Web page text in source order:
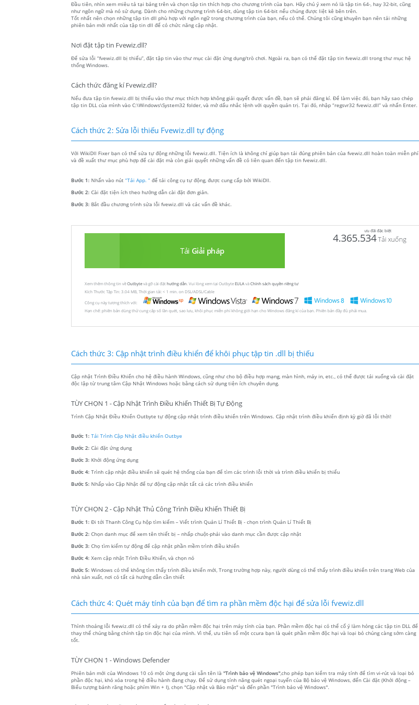
Đầu tiên, nhìn xem miêu tả tại bảng trên và chọn tập tin thích hợp cho chương trình của bạn. Hãy chú ý xem nó là tập tin 64-, hay 32-bit, cũng
như ngôn ngữ mà nó sử dụng. Dành cho những chương trình 64-bit, dùng tập tin 64-bit nếu chúng được liệt kê bên trên.
Tốt nhất nên chọn những tập tin dll phù hợp với ngôn ngữ trong chương trình của bạn, nếu có thể. Chúng tôi cũng khuyên bạn nên tải những
phiên bản mới nhất của tập tin dll để có chức năng cập nhật.
Nơi đặt tập tin Fvewiz.dll?
Để sửa lỗi “fvewiz.dll bị thiếu”, đặt tập tin vào thư mục cài đặt ứng dụng/trò chơi. Ngoài ra, bạn có thể đặt tập tin fvewiz.dll trong thư mục hệ
thống Windows.
Cách thức đăng kí Fvewiz.dll?
Nếu đưa tập tin fvewiz.dll bị thiếu vào thư mục thích hợp không giải quyết được vấn đề, bạn sẽ phải đăng kí. Để làm việc đó, bạn hãy sao chép
tập tin DLL của mình vào C:\Windows\System32 folder, và mở dấu nhắc lệnh với quyền quản trị. Tại đó, nhập “regsvr32 fvewiz.dll” và nhấn Enter.
Cách thức 2: Sửa lỗi thiếu Fvewiz.dll tự động
Với WikiDll Fixer bạn có thể sửa tự động những lỗi fvewiz.dll. Tiện ích là không chỉ giúp bạn tải đúng phiên bản của fvewiz.dll hoàn toàn miễn phí
và đề xuất thư mục phù hợp để cài đặt mà còn giải quyết những vấn đề có liên quan đến tập tin fvewiz.dll.
Bước 1: Nhấn vào nút “Tải App. ” để tải công cụ tự động, được cung cấp bởi WikiDll.
Bước 2: Cài đặt tiện ích theo hướng dẫn cài đặt đơn giản.
Bước 3: Bắt đầu chương trình sửa lỗi fvewiz.dll và các vấn đề khác.
ưu đãi đặc biệt
Tải Giải pháp
4.365.534Tải xuống
Xem thêm thông tin vềOutbytevà gỡ cài đặt hướng dẫn . Vui lòng xem tại OutbyteEULAvàChính sách quyền riêng tư
Kích Thước Tập Tin: 3.04 MB, Thời gian tải: < 1 min. on DSL/ADSL/Cable
Công cụ này tương thích với:
Hạn chế: phiên bản dùng thử cung cấp số lần quét, sao lưu, khôi phục miễn phí không giới hạn cho Windows đăng kí của bạn. Phiên bản đầy đủ phải mua.
Cách thức 3: Cập nhật trình điều khiển để khôi phục tập tin .dll bị thiếu
Cập nhật Trình Điều Khiển cho hệ điều hành Windows, cũng như cho bộ điều hợp mạng, màn hình, máy in, etc., có thể được tải xuống và cài đặt
độc lập từ trung tâm Cập Nhật Windows hoặc bằng cách sử dụng tiện ích chuyên dụng.
TÙY CHỌN 1 - Cập Nhật Trình Điều Khiển Thiết Bị Tự Động
Trình Cập Nhật Điều Khiển Outbyte tự động cập nhật trình điều khiển trên Windows. Cập nhật trình điều khiển định kỳ giờ đã lỗi thời!
Bước 1: Tải Trình Cập Nhật điều khiển Outbye
Bước 2: Cài đặt ứng dụng
Bước 3: Khởi động ứng dụng
Bước 4: Trình cập nhật điều khiển sẽ quét hệ thống của bạn để tìm các trình lỗi thời và trình điều khiển bị thiếu
Bước 5: Nhấp vào Cập Nhật để tự động cập nhật tất cả các trình điều khiển
TÙY CHỌN 2 - Cập Nhật Thủ Công Trình Điều Khiển Thiết Bị
Bước 1: Đi tới Thanh Công Cụ hộp tìm kiếm – Viết trình Quản Lí Thiết Bị - chọn trình Quản Lí Thiết Bị
Bước 2: Chọn danh mục để xem tên thiết bị – nhấp chuột-phải vào danh mục cần được cập nhật
Bước 3: Chọ tìm kiếm tự động để cập nhật phần mềm trình điều khiển
Bước 4: Xem cập nhật Trình Điều Khiển, và chọn nó
Bước 5: Windows có thể không tìm thấy trình điều khiển mới, Trong trường hợp này, người dùng có thể thấy trình điều khiển trên trang Web của
nhà sản xuất, nơi có tất cả hướng dẫn cần thiết
Cách thức 4: Quét máy tính của bạn để tìm ra phần mềm độc hại để sửa lỗi fvewiz.dll
Thỉnh thoảng lỗi fvewiz.dll có thể xảy ra do phần mềm độc hại trên máy tính của bạn. Phần mềm độc hại có thể cố ý làm hỏng các tập tin DLL để
thay thế chúng bằng chính tập tin độc hại của mình. Vì thế, ưu tiên số một ccura bạn là quét phần mềm độc hại và loại bỏ chúng càng sớm càng
tốt.
TÙY CHỌN 1 - Windows Defender
Phiên bản mới của Windows 10 có một ứng dụng cài sẵn tên là "Trình bảo vệ Windows",cho phép bạn kiểm tra máy tính để tìm vi-rút và loại bỏ
phần độc hại, khó xóa trong hệ điều hành đang chạy. Để sử dụng tính năng quét ngoại tuyến của Bộ bảo vệ Windows, đến Cài đặt (Khởi động –
Biểu tượng bánh răng hoặc phím Win + I), chọn "Cập nhật và Bảo mật" và đến phần "Trình bảo vệ Windows".